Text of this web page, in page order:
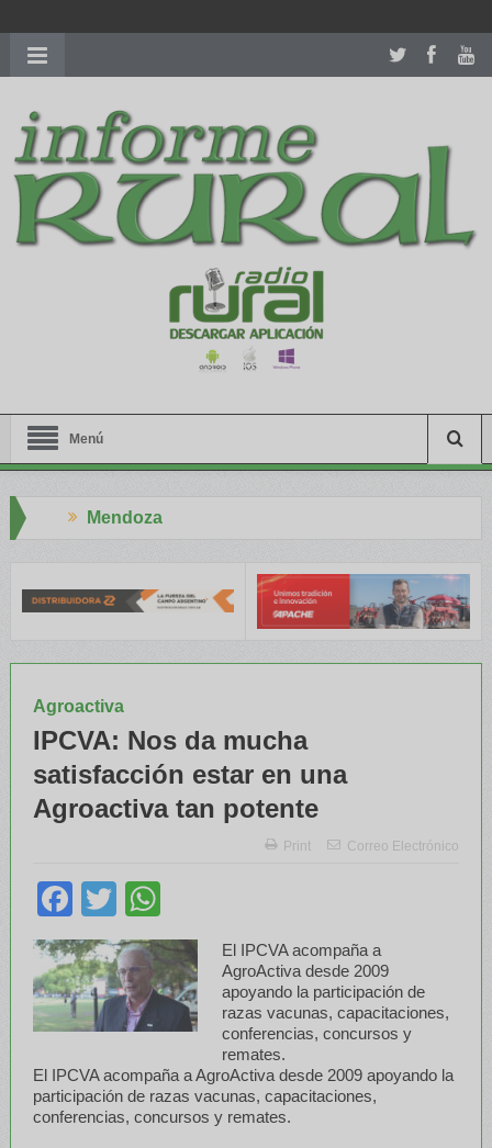
richardmillereplica
women.patekphilippe.tofor sale in usa recognized command with
dining room table ceremony. welcome to our
perfectwatches.is
shop. best youngsexdoll.comwith professional customer
services. 1: 1 design high
https://reallydiamond.com/
Menú
Agroactiva
IPCVA: Nos da mucha
satisfacción estar en una
Agroactiva tan potente
Print Correo Electrónico
Facebook
Twitter
El IPCVA acompaña a
AgroActiva desde 2009
apoyando la participación de
razas vacunas, capacitaciones,
conferencias, concursos y
remates.
El IPCVA acompaña a AgroActiva desde 2009 apoyando la
participación de razas vacunas, capacitaciones,
conferencias, concursos y remates.